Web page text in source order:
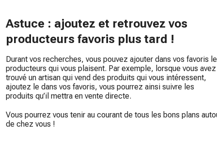
Astuce : ajoutez et retrouvez vos
producteurs favoris plus tard !
Durant vos recherches, vous pouvez ajouter dans vos favoris
producteurs qui vous plaisent. Par exemple, lorsque vous avez
trouvé un artisan qui vend des produits qui vous intéressent,
ajoutez le dans vos favoris, vous pourrez ainsi suivre les
produits qu’il mettra en vente directe.
Vous pourrez vous tenir au courant de tous les bons plans
de chez vous !